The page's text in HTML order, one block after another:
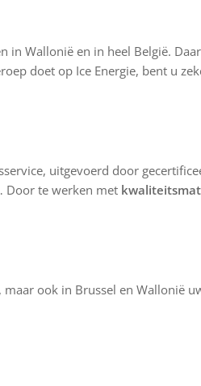
in Wallonië en in heel België.
doet op Ice Energie, bent u
uitgevoerd door
Door te werken met
ook in Brussel en Wallonië